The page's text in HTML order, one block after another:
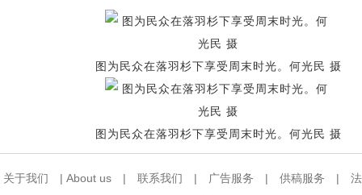
图为民众在落羽杉下享受周末时光。何光民 摄
图为民众在落羽杉下享受周末时光。何光民 摄
关于我们 | About us | 联系我们 | 广告服务 | 供稿服务 |